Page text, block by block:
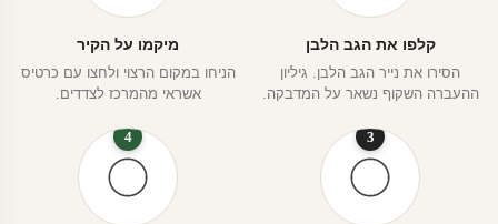
קלפו את הגב הלבן
הסירו את נייר הגב הלבן. גיליון
ההעברה השקוף נשאר על המדבקה.
מיקמו על הקיר
הניחו במקום הרצוי ולחצו עם כרטיס
אשראי מהמרכז לצדדים.
3
4